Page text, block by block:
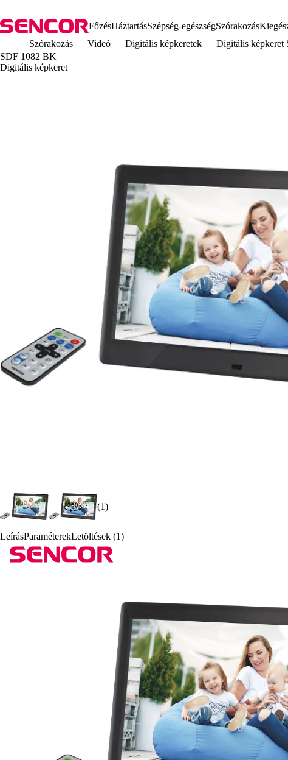
FőzésHáztartásSzépség-egészségSzórakozás
Szórakozás
Videó Digitális képkeretek
Digitális képkeret
SDF 1082 BK
Digitális képkeret
(1)
LeírásParaméterekLetöltések (1)